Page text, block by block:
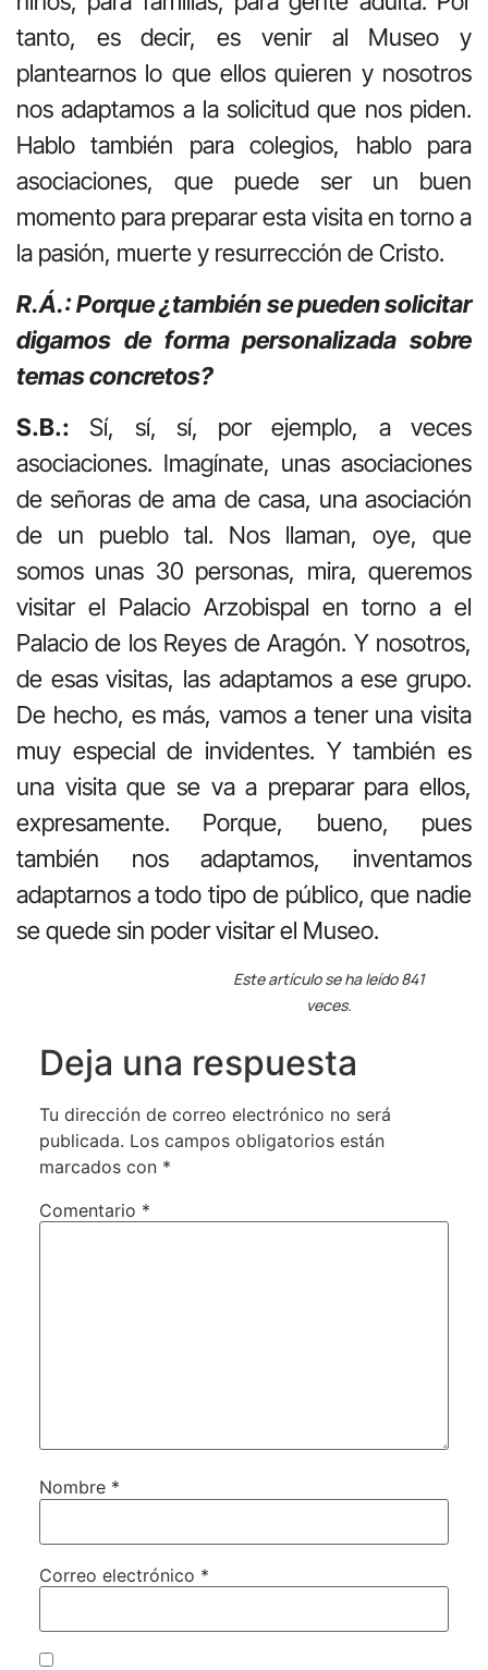
tanto, es decir, es venir al Museo y
plantearnos lo que ellos quieren y nosotros
nos adaptamos a la solicitud que nos piden.
Hablo también para colegios, hablo para
asociaciones, que puede ser un buen
momento para preparar esta visita en torno a
la pasión, muerte y resurrección de Cristo.
R.Á.: Porque ¿también se pueden solicitar
digamos de forma personalizada sobre
temas concretos?
S.B.: Sí, sí, sí, por ejemplo, a veces
asociaciones. Imagínate, unas asociaciones
de señoras de ama de casa, una asociación
de un pueblo tal. Nos llaman, oye, que
somos unas 30 personas, mira, queremos
visitar el Palacio Arzobispal en torno a el
Palacio de los Reyes de Aragón. Y nosotros,
de esas visitas, las adaptamos a ese grupo.
De hecho, es más, vamos a tener una visita
muy especial de invidentes. Y también es
una visita que se va a preparar para ellos,
expresamente. Porque, bueno, pues
también nos adaptamos, inventamos
adaptarnos a todo tipo de público, que nadie
se quede sin poder visitar el Museo.
Este artículo se ha leído 841
veces.
Deja una respuesta
Tu dirección de correo electrónico no será
publicada. Los campos obligatorios están
marcados con *
Comentario *
Nombre *
Correo electrónico *